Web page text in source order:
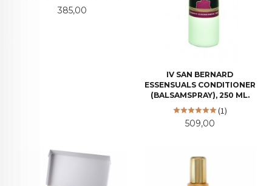
Pris
385,00
IV SAN BERNARD
ESSENSUALS CONDITIONER
(BALSAMSPRAY), 250 ML.
(1)
Pris
509,00